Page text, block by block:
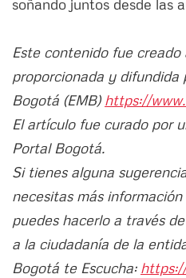
soñando juntos desde las
Este contenido fue
proporcionada y difundida
Bogotá (EMB) https://
El artículo fue curado por
Portal Bogotá.
Si tienes alguna
necesitas más
puedes hacerlo a través
a la ciudadanía de la
Bogotá te Escucha: